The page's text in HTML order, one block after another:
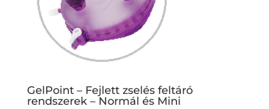
GelPoint – Fejlett zselés feltáró
rendszerek – Normál és Mini